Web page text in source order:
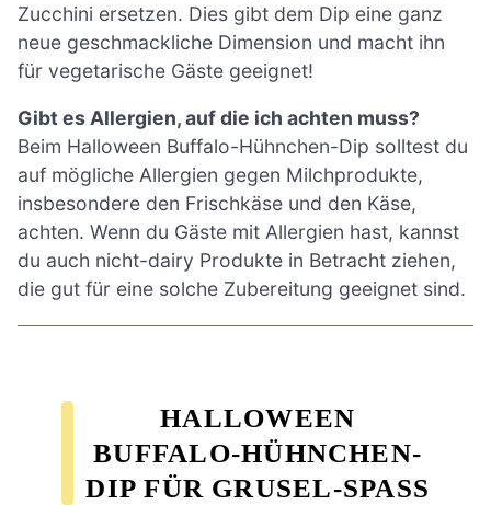
Zucchini ersetzen. Dies gibt dem Dip eine ganz
neue geschmackliche Dimension und macht ihn
für vegetarische Gäste geeignet!
Gibt es Allergien, auf die ich achten muss?
Beim Halloween Buffalo-Hühnchen-Dip solltest du
auf mögliche Allergien gegen Milchprodukte,
insbesondere den Frischkäse und den Käse,
achten. Wenn du Gäste mit Allergien hast, kannst
du auch nicht-dairy Produkte in Betracht ziehen,
die gut für eine solche Zubereitung geeignet sind.
HALLOWEEN
BUFFALO-HÜHNCHEN-
DIP FÜR GRUSEL-SPASS